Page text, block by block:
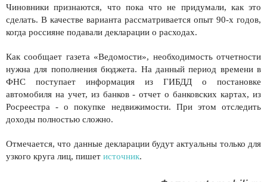
Чиновники признаются, что пока что не придумали, как это
сделать. В качестве варианта рассматривается опыт 90-х годов,
когда россияне подавали декларации о расходах.
Как сообщает газета «Ведомости», необходимость отчетности
нужна для пополнения бюджета. На данный период времени в
ФНС поступает информация из ГИБДД о постановке
автомобиля на учет, из банков - отчет о банковских картах, из
Росреестра - о покупке недвижимости. При этом отследить
доходы полностью сложно.
Отмечается, что данные декларации будут актуальны только для
узкого круга лиц, пишет источник.